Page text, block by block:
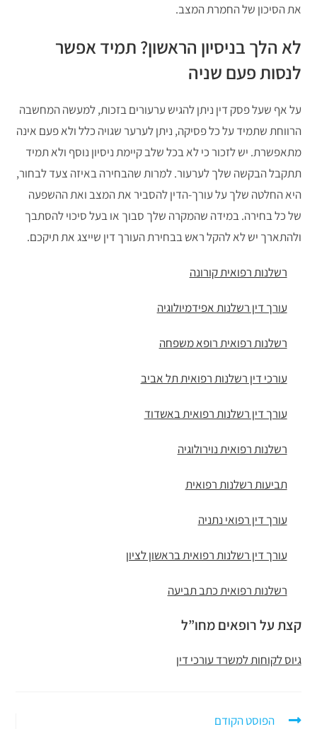
את הסיכון של החמרת המצב.
לא הלך בניסיון הראשון? תמיד אפשר
לנסות פעם שניה
על אף שעל פסק דין ניתן להגיש ערעורים בזכות, למעשה המחשבה
הרווחת שתמיד על כל פסיקה, ניתן לערער שגויה כלל ולא פעם אינה
מתאפשרת. יש לזכור כי לא בכל שלב קיימת ניסיון נוסף ולא תמיד
תתקבל הבקשה שלך לערעור. למרות שהבחירה באיזה צעד לבחור,
היא החלטה שלך על עורך-הדין להסביר את המצב ואת ההשפעה
של כל בחירה. במידה שהמקרה שלך סבוך או בעל סיכוי להסתבך
ולהתארך יש לא להקל ראש בבחירת העורך דין שייצג את תיקכם.
רשלנות רפואית קורונה
עורך דין רשלנות אפידמיולוגיה
רשלנות רפואית רופא משפחה
עורכי דין רשלנות רפואית תל אביב
עורך דין רשלנות רפואית באשדוד
רשלנות רפואית נוירולוגיה
תביעות רשלנות רפואית
עורך דין רפואי נתניה
עורך דין רשלנות רפואית בראשון לציון
רשלנות רפואית כתב תביעה
קצת על רופאים מחו”ל
גיוס לקוחות למשרד עורכי דין
הפוסט הקודם